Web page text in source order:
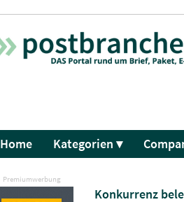
Home Kategorien ▾
Premiumwerbung
Konkurrenz